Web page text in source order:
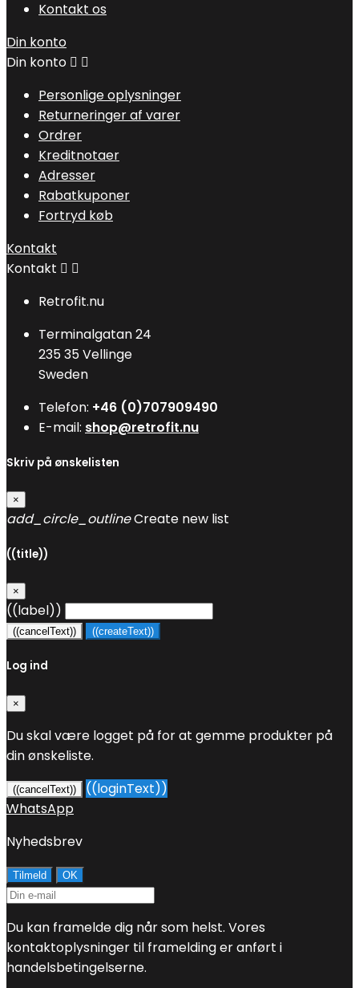
Kontakt os
Din konto
Din konto  
Personlige oplysninger
Returneringer af varer
Ordrer
Kreditnotaer
Adresser
Rabatkuponer
Fortryd køb
Kontakt
Kontakt  
Retrofit.nu
Terminalgatan 24
235 35 Vellinge
Sweden
Telefon: +46 (0)707909490
E-mail: shop@retrofit.nu
Skriv på ønskelisten
×
add_circle_outlineCreate new list
((title))
×
((label))
((cancelText)) ((createText))
Log ind
×
Du skal være logget på for at gemme produkter på
din ønskeliste.
((cancelText))
((loginText))
WhatsApp
Nyhedsbrev
Du kan framelde dig når som helst. Vores
kontaktoplysninger til framelding er anført i
handelsbetingelserne.